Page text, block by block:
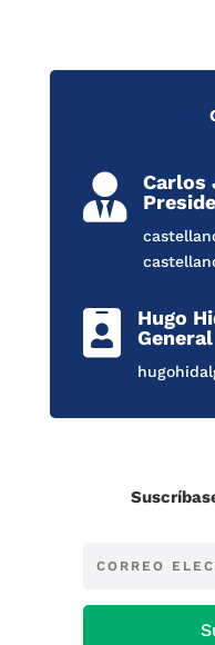

Carlos

Hugo
General